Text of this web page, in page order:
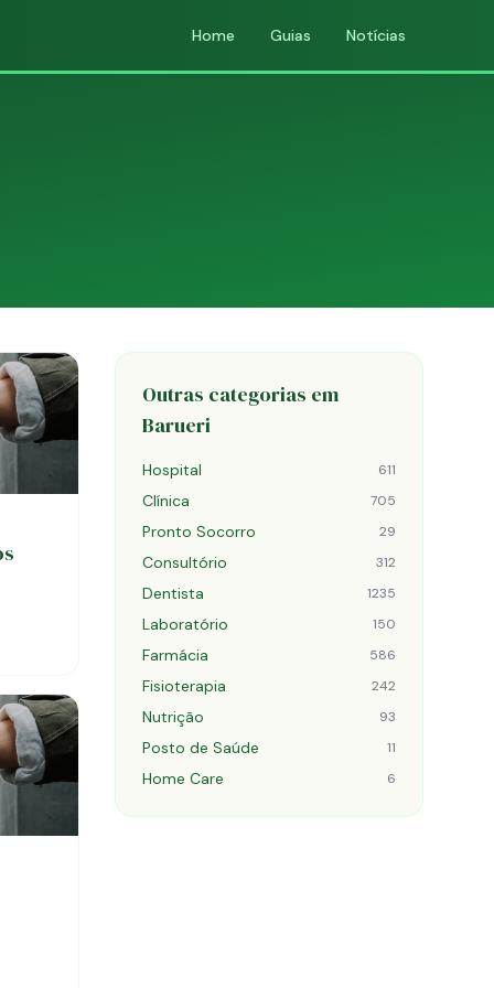
Home Guias Notícias
Outras categorias em
Barueri
Hospital 611
Clínica 705
Pronto Socorro 29
Consultório 312
Dentista 1235
Laboratório 150
Farmácia 586
Fisioterapia 242
Nutrição 93
Posto de Saúde 11
Home Care 6